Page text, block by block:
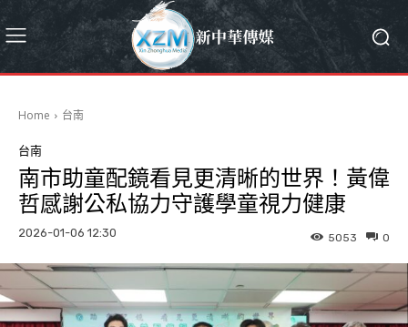
Home 台南
台南
南市助童配鏡看見更清晰的世界！黃偉
哲感謝公私協力守護學童視力健康
2026-01-06 12:30 0
5053